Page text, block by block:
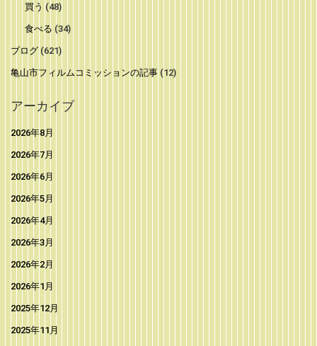
買う (48)
食べる (34)
ブログ (621)
亀山市フィルムコミッションの記事 (12)
アーカイブ
2026年8月
2026年7月
2026年6月
2026年5月
2026年4月
2026年3月
2026年2月
2026年1月
2025年12月
2025年11月